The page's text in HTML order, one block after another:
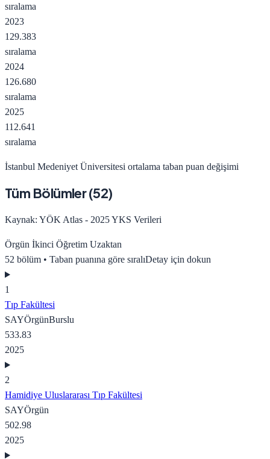
sıralama
2023
129.383
sıralama
2024
126.680
sıralama
2025
112.641
sıralama
İstanbul Medeniyet Üniversitesi ortalama taban puan değişimi
Tüm Bölümler (52)
Kaynak: YÖK Atlas - 2025 YKS Verileri
Örgün İkinci Öğretim Uzaktan
52 bölüm • Taban puanına göre sıralıDetay için dokun
1
Tıp Fakültesi
SAYÖrgünBurslu
533.83
2025
2
Hamidiye Uluslararası Tıp Fakültesi
SAYÖrgün
502.98
2025